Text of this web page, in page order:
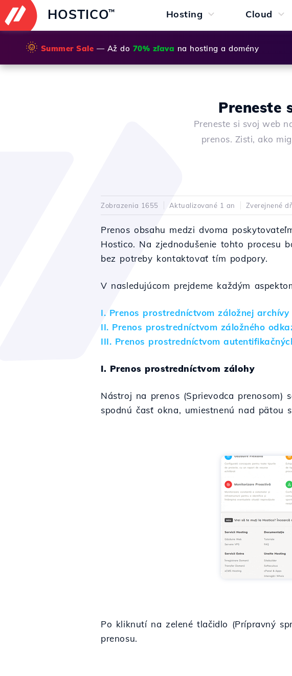
HOSTICO™ Hosting Cloud
🌞 Summer Sale — Až do 70% zľava na hosting a domény
Preneste
Preneste si svoj web
prenos. Zisti, ako
Zobrazenia 1655 Aktualizované 1 an Zverejnené
Prenos obsahu medzi dvoma
Hostico. Na zjednodušenie tohto procesu
bez potreby kontaktovať tím podpory.
V nasledujúcom prejdeme každým
I. Prenos prostredníctvom záložnej archívy
II. Prenos prostredníctvom záložného
III. Prenos prostredníctvom
I. Prenos prostredníctvom zálohy
Nástroj na prenos (Sprievodca prenosom)
spodnú časť okna, umiestnenú nad pätou
Po kliknutí na zelené tlačidlo (Prípravný
prenosu.